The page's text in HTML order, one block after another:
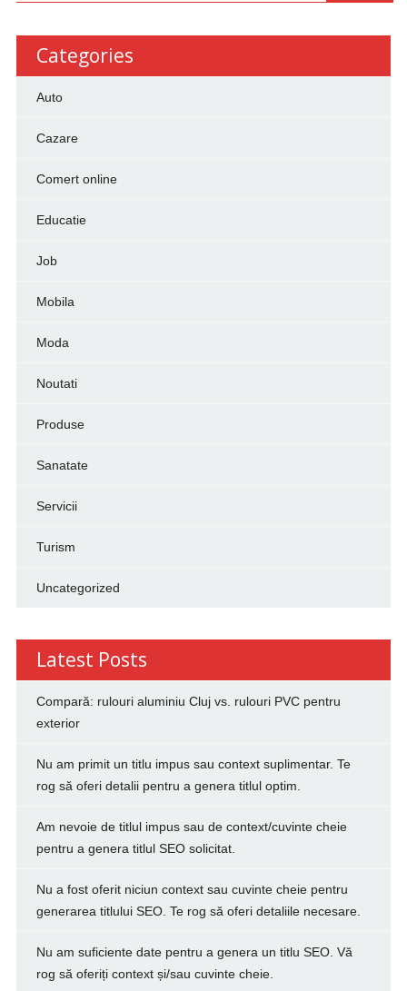
Categories
Auto
Cazare
Comert online
Educatie
Job
Mobila
Moda
Noutati
Produse
Sanatate
Servicii
Turism
Uncategorized
Latest Posts
Compară: rulouri aluminiu Cluj vs. rulouri PVC pentru
exterior
Nu am primit un titlu impus sau context suplimentar. Te
rog să oferi detalii pentru a genera titlul optim.
Am nevoie de titlul impus sau de context/cuvinte cheie
pentru a genera titlul SEO solicitat.
Nu a fost oferit niciun context sau cuvinte cheie pentru
generarea titlului SEO. Te rog să oferi detaliile necesare.
Nu am suficiente date pentru a genera un titlu SEO. Vă
rog să oferiți context și/sau cuvinte cheie.